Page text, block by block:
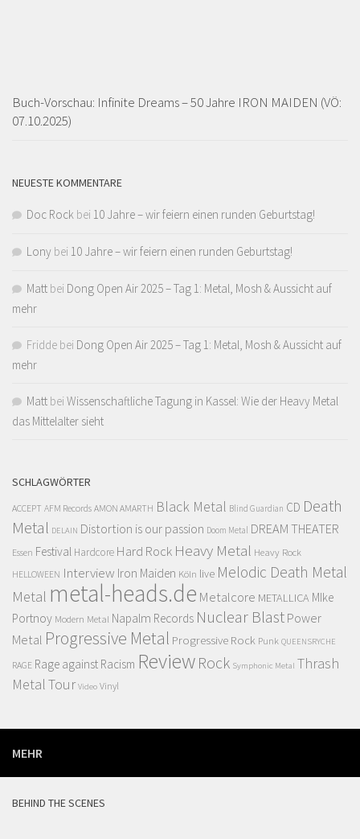
Buch-Vorschau: Infinite Dreams – 50 Jahre IRON MAIDEN (VÖ:
07.10.2025)
NEUESTE KOMMENTARE
Doc Rock bei 10 Jahre – wir feiern einen runden Geburtstag!
Lony bei 10 Jahre – wir feiern einen runden Geburtstag!
Matt bei Dong Open Air 2025 – Tag 1: Metal, Mosh & Aussicht auf
mehr
Fridde bei Dong Open Air 2025 – Tag 1: Metal, Mosh & Aussicht auf
mehr
Matt bei Wissenschaftliche Tagung in Kassel: Wie der Heavy Metal
das Mittelalter sieht
SCHLAGWÖRTER
ACCEPT AFM Records AMON AMARTH Black Metal Blind Guardian CD Death
Metal DELAIN Distortion is our passion Doom Metal DREAM THEATER
Essen Festival Hardcore Hard Rock Heavy Metal Heavy Rock
HELLOWEEN Interview Iron Maiden Köln live Melodic Death Metal
Metal metal-heads.de Metalcore METALLICA MIke
Portnoy Modern Metal Napalm Records Nuclear Blast Power
Metal Progressive Metal Progressive Rock Punk QUEENSRYCHE
RAGE Rage against Racism Review Rock Symphonic Metal Thrash
MetalTour Video Vinyl
MEHR
BEHIND THE SCENES